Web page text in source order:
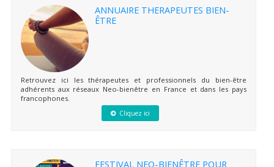
ANNUAIRE THERAPEUTES BIEN-
ÊTRE
Retrouvez ici les thérapeutes et professionnels du bien-être
adhérents aux réseaux Neo-bienêtre en France et dans les pays
francophones.
Cliquez ici
FESTIVAL NEO-BIENÊTRE POUR